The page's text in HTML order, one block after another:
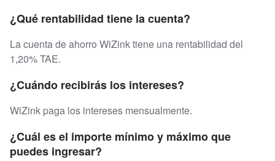
¿Qué rentabilidad tiene la cuenta?
La cuenta de ahorro WiZink tiene una rentabilidad del
1,20% TAE.
¿Cuándo recibirás los intereses?
WiZink paga los intereses mensualmente.
¿Cuál es el importe mínimo y máximo que
puedes ingresar?